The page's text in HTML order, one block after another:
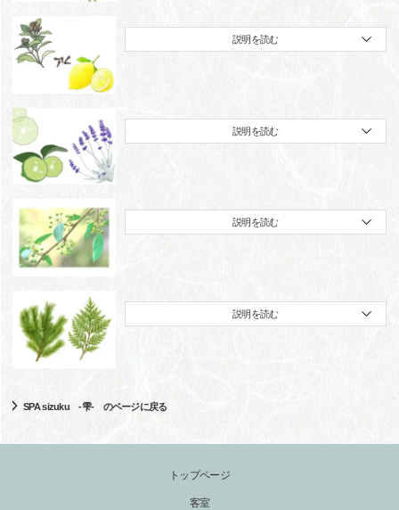
説明を読む
説明を読む
説明を読む
説明を読む
SPA sizuku -雫- のページに戻る
トップページ
客室